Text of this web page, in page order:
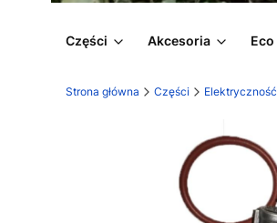
Części Akcesoria Eco
Strona główna Części Elektryczność